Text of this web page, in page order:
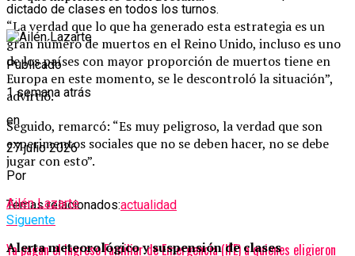
“La verdad que lo que ha generado esta estrategia es un
gran número de muertos en el Reino Unido, incluso es uno
de los países con mayor proporción de muertos tiene en
Europa en este momento, se le descontroló la situación”,
advirtió.
Seguido, remarcó: “Es muy peligroso, la verdad que son
experimentos sociales que no se deben hacer, no se debe
jugar con esto”.
Temas relacionados:actualidad
Siguente
Ya pagan el Ingreso Familiar de Emergencia (IFE) a quienes eligieron
dictado de clases en todos los turnos.
Publicado
1 semana atrás
en
27 julio 2026
Por
Ailén Lazarte
Alerta meteorológico y suspensión de clases